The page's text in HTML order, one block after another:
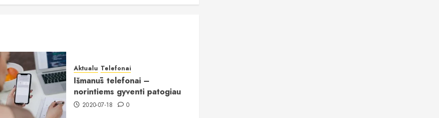
Aktualu Telefonai
Išmanūs telefonai –
norintiems gyventi patogiau
2020-07-18 0